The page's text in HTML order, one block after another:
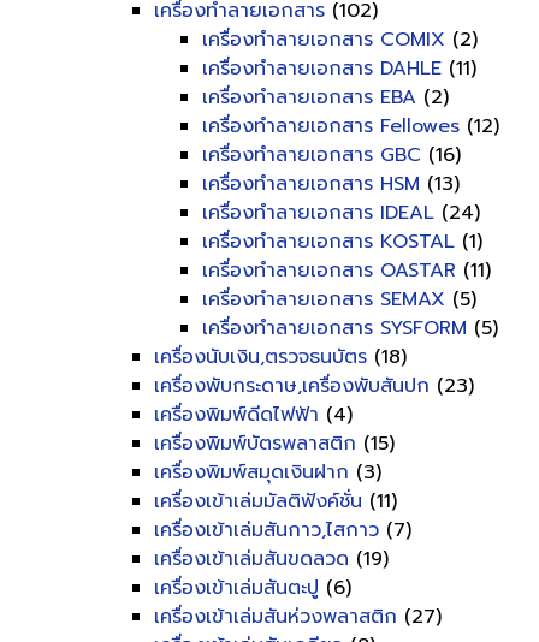
เครื่องทำลายเอกสาร (102)
เครื่องทำลายเอกสาร COMIX (2)
เครื่องทำลายเอกสาร DAHLE (11)
เครื่องทำลายเอกสาร EBA (2)
เครื่องทำลายเอกสาร Fellowes (12)
เครื่องทำลายเอกสาร GBC (16)
เครื่องทำลายเอกสาร HSM (13)
เครื่องทำลายเอกสาร IDEAL (24)
เครื่องทำลายเอกสาร KOSTAL (1)
เครื่องทำลายเอกสาร OASTAR (11)
เครื่องทำลายเอกสาร SEMAX (5)
เครื่องทำลายเอกสาร SYSFORM (5)
เครื่องนับเงิน,ตรวจธนบัตร (18)
เครื่องพับกระดาษ,เครื่องพับสันปก (23)
เครื่องพิมพ์ดีดไฟฟ้า (4)
เครื่องพิมพ์บัตรพลาสติก (15)
เครื่องพิมพ์สมุดเงินฝาก (3)
เครื่องเข้าเล่มมัลติฟังค์ชั่น (11)
เครื่องเข้าเล่มสันกาว,ไสกาว (7)
เครื่องเข้าเล่มสันขดลวด (19)
เครื่องเข้าเล่มสันตะปู (6)
เครื่องเข้าเล่มสันห่วงพลาสติก (27)